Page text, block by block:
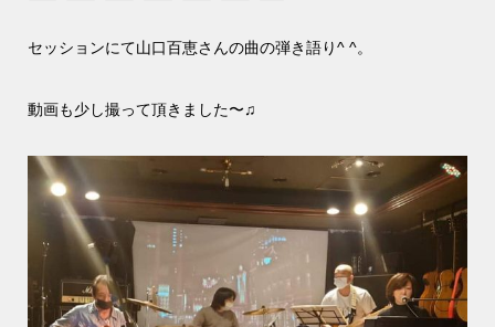
セッションにて山口百恵さんの曲の弾き語り^ ^。
動画も少し撮って頂きました〜♫